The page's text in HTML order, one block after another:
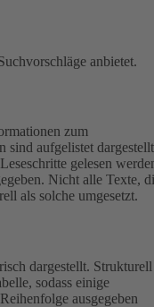
anbietet.
zum
sind aufgelistet
gelesen
Nicht alle Texte,
als solche umgesetzt.
dargestellt. Strukturell
sodass einige
ausgegeben